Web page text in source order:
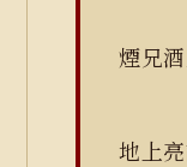
煙兄
地上